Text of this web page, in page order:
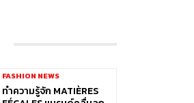
FASHION NEWS
ทำความรู้จัก MATIÈRES